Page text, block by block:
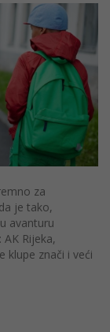
za
je tako,
avanturu
Rijeka,
klupe znači i veći